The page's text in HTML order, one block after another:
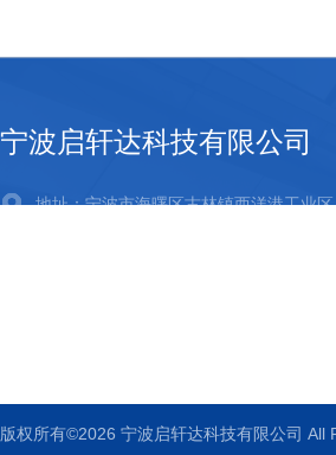
宁波启轩达科技有限公司
地址：宁波市海曙区古林镇西洋港工业区
版权所有©2026 宁波启轩达科技有限公司 All